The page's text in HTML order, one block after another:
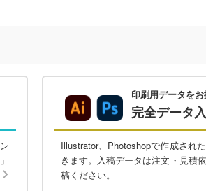
印刷用データを
完全データ
Illustrator、Photoshopで作成され
きます。入稿データは注文・見積
稿ください。